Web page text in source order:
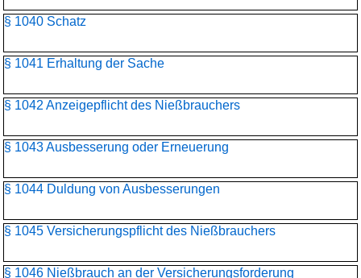
§ 1040 Schatz
§ 1041 Erhaltung der Sache
§ 1042 Anzeigepflicht des Nießbrauchers
§ 1043 Ausbesserung oder Erneuerung
§ 1044 Duldung von Ausbesserungen
§ 1045 Versicherungspflicht des Nießbrauchers
§ 1046 Nießbrauch an der Versicherungsforderung